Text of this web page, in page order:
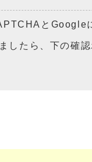
とGoogle
したら、下の確